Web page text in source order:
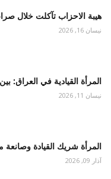
هيبة الاحزاب تآكلت خلال
نيسان 16, 2026
المرأة القيادية في العراق:
نيسان 11, 2026
المرأة شريك القيادة
آذار 09, 2026